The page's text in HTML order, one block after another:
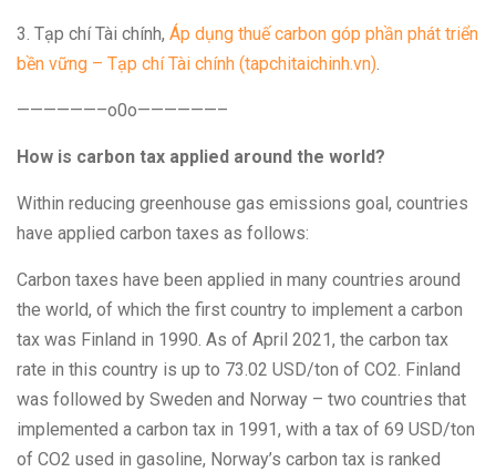
3. Tạp chí Tài chính, Áp dụng thuế carbon góp phần phát triển
bền vững – Tạp chí Tài chính (tapchitaichinh.vn).
——————–o0o——————–
How is carbon tax applied around the world?
Within reducing greenhouse gas emissions goal, countries
have applied carbon taxes as follows:
Carbon taxes have been applied in many countries around
the world, of which the first country to implement a carbon
tax was Finland in 1990. As of April 2021, the carbon tax
rate in this country is up to 73.02 USD/ton of CO2. Finland
was followed by Sweden and Norway – two countries that
implemented a carbon tax in 1991, with a tax of 69 USD/ton
of CO2 used in gasoline, Norway’s carbon tax is ranked